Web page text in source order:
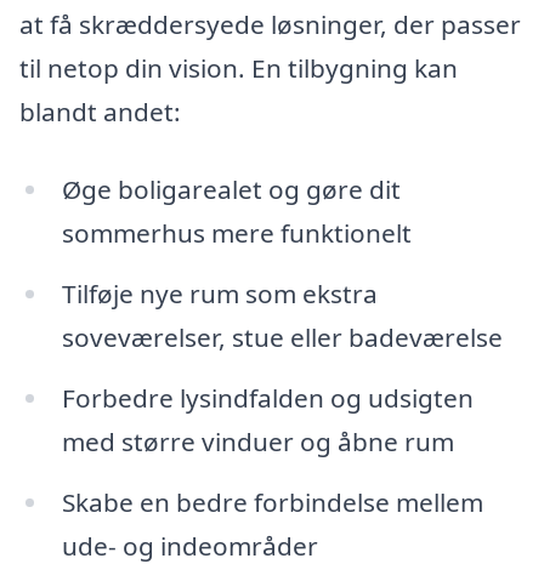
at få skræddersyede løsninger, der passer
til netop din vision. En tilbygning kan
blandt andet:
Øge boligarealet og gøre dit
sommerhus mere funktionelt
Tilføje nye rum som ekstra
soveværelser, stue eller badeværelse
Forbedre lysindfalden og udsigten
med større vinduer og åbne rum
Skabe en bedre forbindelse mellem
ude- og indeområder